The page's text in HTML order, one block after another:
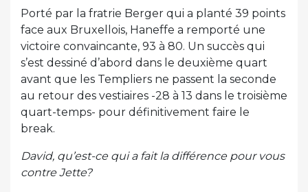
Porté par la fratrie Berger qui a planté 39 points
face aux Bruxellois, Haneffe a remporté une
victoire convaincante, 93 à 80. Un succès qui
s’est dessiné d’abord dans le deuxième quart
avant que les Templiers ne passent la seconde
au retour des vestiaires -28 à 13 dans le troisième
quart-temps- pour définitivement faire le
break.
David, qu’est-ce qui a fait la différence pour vous
contre Jette?